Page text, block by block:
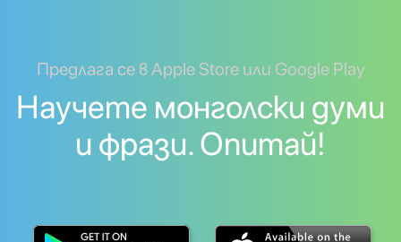
Предлага се в Apple Store или Google Play
Научете монголски думи
и фрази. Опитай!